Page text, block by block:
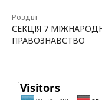
Розділ
СЕКЦІЯ 7
ПРАВОЗНАВСТВО